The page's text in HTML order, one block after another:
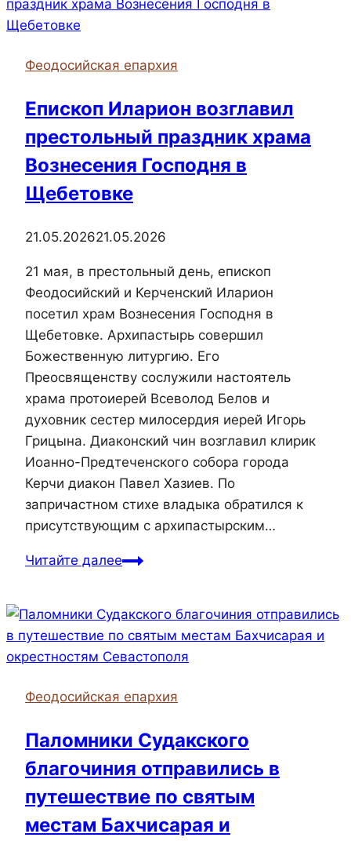
литургию
святого
князя
Владимира
города
Феодосийская епархия
Епископ Иларион возглавил
престольный праздник храма
Вознесения Господня в
Щебетовке
21.05.202621.05.2026
21 мая, в престольный день, епископ
Феодосийский и Керченский Иларион
посетил храм Вознесения Господня в
Щебетовке. Архипастырь совершил
Божественную литургию. Его
Преосвященству сослужили настоятель
храма протоиерей Всеволод Белов и
духовник сестер милосердия иерей Игорь
Грицына. Диаконский чин возглавил клирик
Иоанно-Предтеченского собора города
Керчи диакон Павел Хазиев. По
запричастном стихе владыка обратился к
присутствующим с архипастырским…
Читайте далееЕпископ
престольный
праздник
храма
Господня
Щебетовке
Феодосийская епархия
Паломники Судакского
благочиния отправились в
путешествие по святым
местам Бахчисарая и